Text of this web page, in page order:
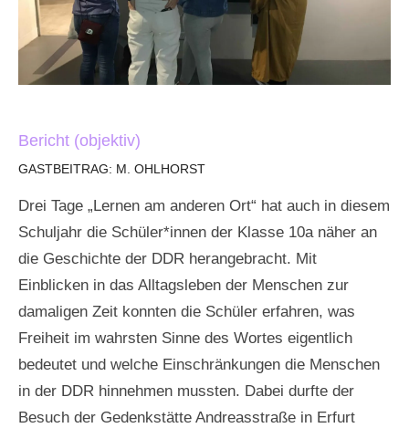
Bericht (objektiv)
GASTBEITRAG: M. OHLHORST
Drei Tage „Lernen am anderen Ort“ hat auch in diesem
Schuljahr die Schüler*innen der Klasse 10a näher an
die Geschichte der DDR herangebracht. Mit
Einblicken in das Alltagsleben der Menschen zur
damaligen Zeit konnten die Schüler erfahren, was
Freiheit im wahrsten Sinne des Wortes eigentlich
bedeutet und welche Einschränkungen die Menschen
in der DDR hinnehmen mussten. Dabei durfte der
Besuch der Gedenkstätte Andreasstraße in Erfurt